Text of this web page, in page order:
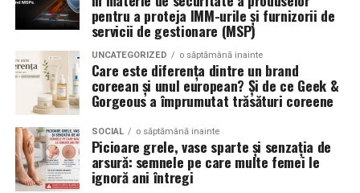
si fotografii surprind adesea detalii precum modul in
care roata umple aripa, distanta fata de caroserie si
aspectul general al ansamblului roata-janta.
Anvelopele curate, cu dimensiuni corecte si uzura
uniforma, contribuie la imaginea profesionala a unei
masini de show. In multe cazuri, acestea completeaza
jantele si intaresc conceptul ales de proprietar, fie ca
vorbim despre un stil elegant, sportiv sau minimalist.
pentru a proteja IMM-urile și furnizorii de
servicii de gestionare (MSP)
UNCATEGORIZED o săptămână inainte
Care este diferența dintre un brand
coreean și unul european? Și de ce Geek &
Gorgeous a împrumutat trăsături coreene
SOCIAL o săptămână inainte
Picioare grele, vase sparte și senzația de
arsură: semnele pe care multe femei le
ignoră ani întregi